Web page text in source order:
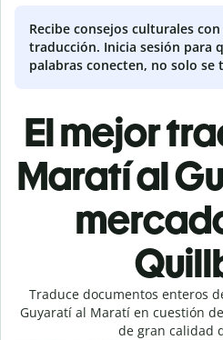
Recibe consejos culturales con
traducción. Inicia sesión para
palabras conecten, no solo se
El mejor
Maratí al
Traduce documentos enteros
Guyaratí al Maratí en cuestión
de gran calidad